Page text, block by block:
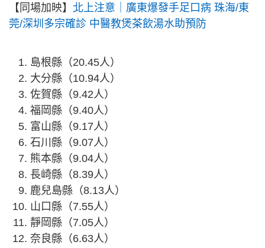
【同場加映】 北上注意｜廣東爆發手足口病 珠海/東
莞/深圳多宗確診 中醫教煲茶飲湯水助預防
島根縣（20.45人）
大分縣（10.94人）
佐賀縣（9.42人）
福岡縣（9.40人）
富山縣（9.17人）
石川縣（9.07人）
熊本縣（9.04人）
長崎縣（8.39人）
鹿兒島縣（8.13人）
山口縣（7.55人）
靜岡縣（7.05人）
奈良縣（6.63人）